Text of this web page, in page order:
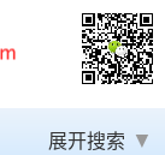
展开搜索